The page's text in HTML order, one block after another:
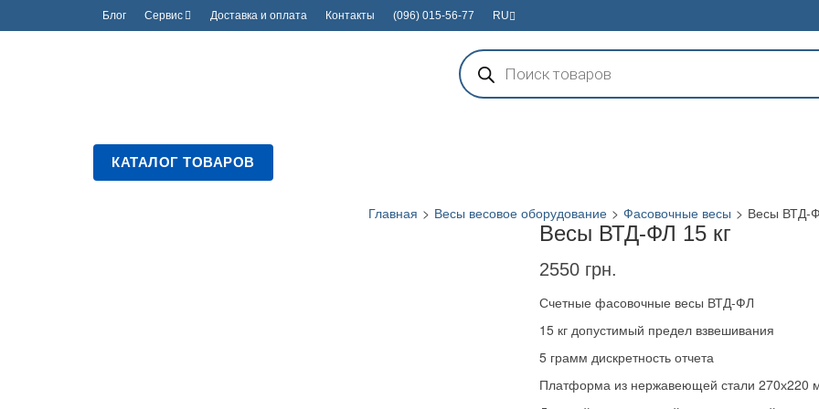
Блог Сервис Доставка и оплата Контакты (096) 015-56-77 RU
Поиск
товаров
КАТАЛОГ ТОВАРОВ
Главная > Весы весовое оборудование > Фасовочные весы > Весы ВТД-
Весы ВТД-ФЛ 15 кг
2550 грн.
Счетные фасовочные весы ВТД-ФЛ
15 кг допустимый предел взвешивания
5 грамм дискретность отчета
Платформа из нержавеющей стали 270х220